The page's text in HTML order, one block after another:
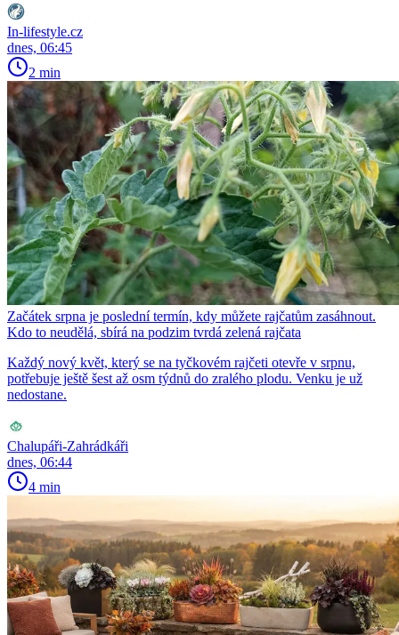
In-lifestyle.cz
dnes, 06:45
2 min
Začátek srpna je poslední termín, kdy můžete rajčatům zasáhnout.
Kdo to neudělá, sbírá na podzim tvrdá zelená rajčata
Každý nový květ, který se na tyčkovém rajčeti otevře v srpnu,
potřebuje ještě šest až osm týdnů do zralého plodu. Venku je už
nedostane.
Chalupáři-Zahrádkáři
dnes, 06:44
4 min